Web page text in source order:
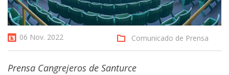
06 Nov. 2022 Comunicado de Prensa
Prensa Cangrejeros de Santurce